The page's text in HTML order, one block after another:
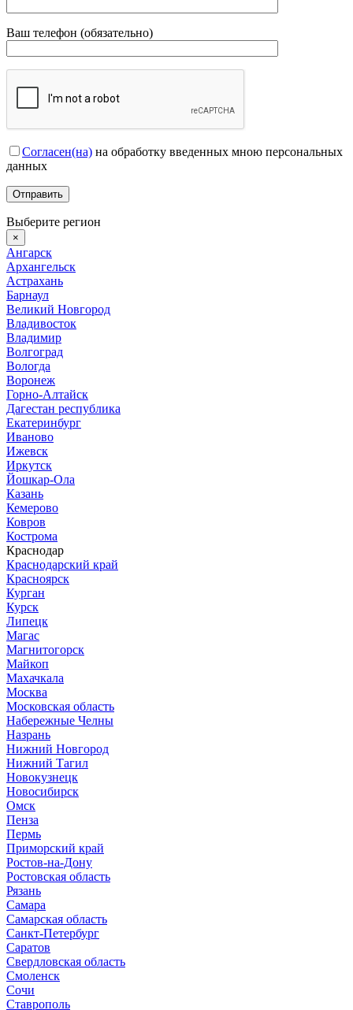
Ваш телефон (обязательно)
Согласен(на) на обработку введенных мною персональных
данных
Выберите регион
×
Ангарск
Архангельск
Астрахань
Барнаул
Великий Новгород
Владивосток
Владимир
Волгоград
Вологда
Воронеж
Горно-Алтайск
Дагестан республика
Екатеринбург
Иваново
Ижевск
Иркутск
Йошкар-Ола
Казань
Кемерово
Ковров
Кострома
Краснодар
Краснодарский край
Красноярск
Курган
Курск
Липецк
Магас
Магнитогорск
Майкоп
Махачкала
Москва
Московская область
Набережные Челны
Назрань
Нижний Новгород
Нижний Тагил
Новокузнецк
Новосибирск
Омск
Пенза
Пермь
Приморский край
Ростов-на-Дону
Ростовская область
Рязань
Самара
Самарская область
Санкт-Петербург
Саратов
Свердловская область
Смоленск
Сочи
Ставрополь